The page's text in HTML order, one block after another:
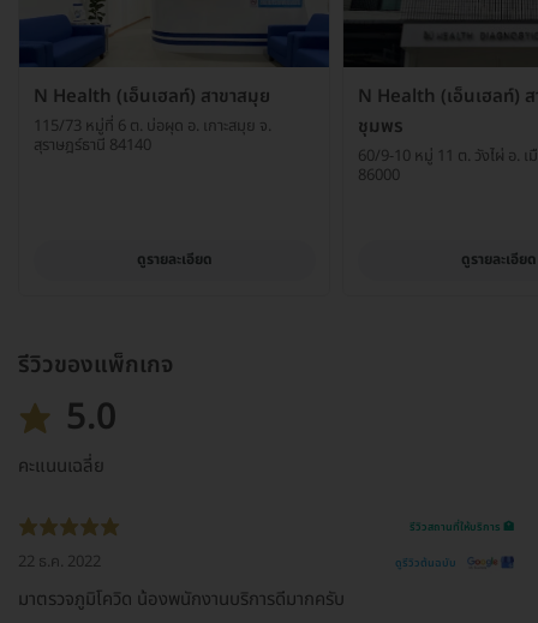
N Health (เอ็นเฮลท์) สาขาสมุย
115/73 หมู่ที่ 6 ต. บ่อผุด อ. เกาะสมุย จ.
สุราษฎร์ธานี 84140
ดูรายละเอียด
N Health (เอ็นเฮลท์) ส
ชุมพร
60/9-10 หมู่ 11 ต. วังไผ่ อ. เ
86000
ดูรายละเอียด
รีวิวของแพ็กเกจ
5.0
คะแนนเฉลี่ย
รีวิวสถานที่ให้บริการ 🏥
22 ธ.ค. 2022 ดูรีวิวต้นฉบับ
มาตรวจภูมิโควิด น้องพนักงานบริการดีมากครับ